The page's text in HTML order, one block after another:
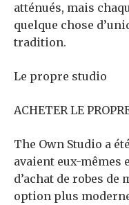
atténués, mais
quelque chose
tradition.
Le propre studio
ACHETER LE
The Own Studio a
avaient eux-mêmes
d’achat de robes
option plus